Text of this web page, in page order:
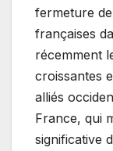
fermeture
françaises
récemment
croissantes
alliés
France, qui
significative